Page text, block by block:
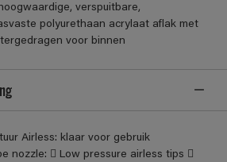
verspuitbare,
polyurethaan acrylaat aflak met
voor binnen
Airless: klaar voor gebruik
nozzle:  Low pressure airless tips 